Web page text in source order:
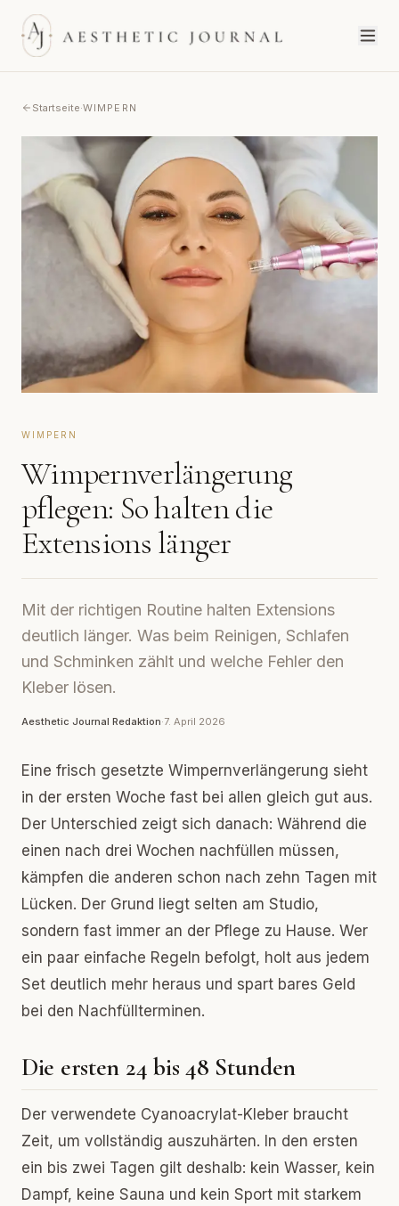
Startseite·WIMPERN
WIMPERN
Wimpernverlängerung
pflegen: So halten die
Extensions länger
Mit der richtigen Routine halten Extensions
deutlich länger. Was beim Reinigen, Schlafen
und Schminken zählt und welche Fehler den
Kleber lösen.
Aesthetic Journal Redaktion·7. April 2026
Eine frisch gesetzte Wimpernverlängerung sieht
in der ersten Woche fast bei allen gleich gut aus.
Der Unterschied zeigt sich danach: Während die
einen nach drei Wochen nachfüllen müssen,
kämpfen die anderen schon nach zehn Tagen mit
Lücken. Der Grund liegt selten am Studio,
sondern fast immer an der Pflege zu Hause. Wer
ein paar einfache Regeln befolgt, holt aus jedem
Set deutlich mehr heraus und spart bares Geld
bei den Nachfüllterminen.
Die ersten 24 bis 48 Stunden
Der verwendete Cyanoacrylat-Kleber braucht
Zeit, um vollständig auszuhärten. In den ersten
ein bis zwei Tagen gilt deshalb: kein Wasser, kein
Dampf, keine Sauna und kein Sport mit starkem